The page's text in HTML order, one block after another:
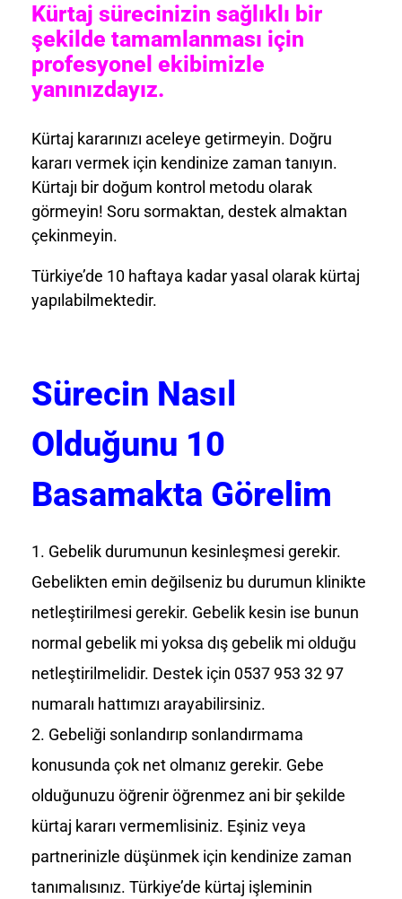
Kürtaj sürecinizin sağlıklı bir
şekilde tamamlanması için
profesyonel ekibimizle
yanınızdayız.
Kürtaj kararınızı aceleye getirmeyin. Doğru
kararı vermek için kendinize zaman tanıyın.
Kürtajı bir doğum kontrol metodu olarak
görmeyin! Soru sormaktan, destek almaktan
çekinmeyin.
Türkiye’de 10 haftaya kadar yasal olarak kürtaj
yapılabilmektedir.
Sürecin Nasıl
Olduğunu 10
Basamakta Görelim
Gebelik durumunun kesinleşmesi gerekir.
Gebelikten emin değilseniz bu durumun klinikte
netleştirilmesi gerekir. Gebelik kesin ise bunun
normal gebelik mi yoksa dış gebelik mi olduğu
netleştirilmelidir. Destek için 0537 953 32 97
numaralı hattımızı arayabilirsiniz.
Gebeliği sonlandırıp sonlandırmama
konusunda çok net olmanız gerekir. Gebe
olduğunuzu öğrenir öğrenmez ani bir şekilde
kürtaj kararı vermemlisiniz. Eşiniz veya
partnerinizle düşünmek için kendinize zaman
tanımalısınız. Türkiye’de kürtaj işleminin